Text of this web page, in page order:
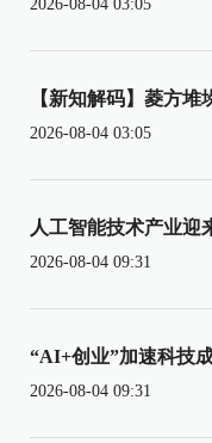
2026-08-04 03:05
【新知解码】菱方堆
2026-08-04 03:05
人工智能技术产业迎
2026-08-04 09:31
“AI+创业”加速科技
2026-08-04 09:31